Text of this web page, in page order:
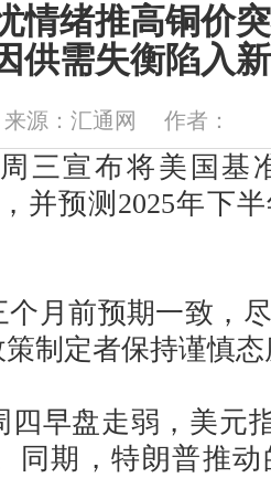
情绪推高铜价
供需失衡陷入
来源：汇通网 作者：
宣布将美国基
并预测2025年下
前预期一致，尽
制定者保持谨慎
盘走弱，美元指
同期，特朗普推